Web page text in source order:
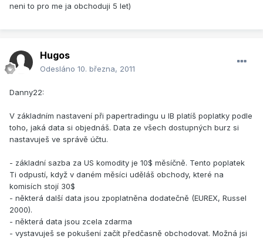
neni to pro me ja obchoduji 5 let)
Hugos
Odesláno 10. března, 2011
Danny22:
V základním nastavení při papertradingu u IB platíš poplatky podle
toho, jaká data si objednáš. Data ze všech dostupných burz si
nastavuješ ve správě účtu.
- základní sazba za US komodity je 10$ měsíčně. Tento poplatek
Ti odpustí, když v daném měsíci uděláš obchody, které na
komisích stojí 30$
- některá další data jsou zpoplatněna dodatečně (EUREX, Russel
2000).
- některá data jsou zcela zdarma
- vystavuješ se pokušení začít předčasně obchodovat. Možná jsi